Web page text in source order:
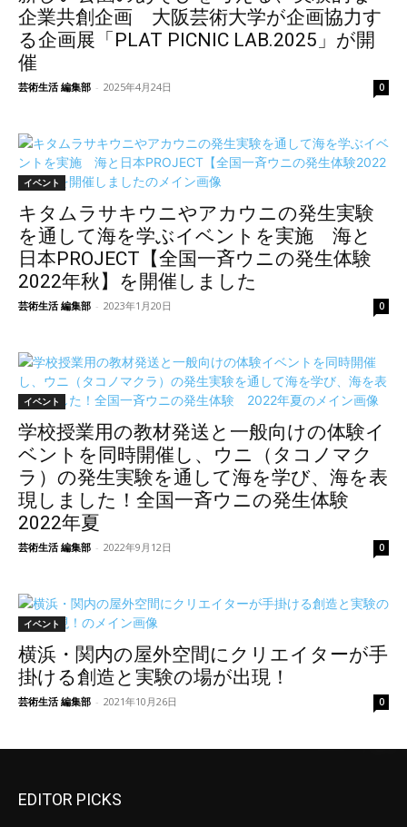
企業共創企画 大阪芸術大学が企画協力す
る企画展「PLAT PICNIC LAB.2025」が開
催
芸術生活 編集部 - 2025年4月24日 0
イベント
キタムラサキウニやアカウニの発生実験
を通して海を学ぶイベントを実施 海と
日本PROJECT【全国一斉ウニの発生体験
2022年秋】を開催しました
芸術生活 編集部 - 2023年1月20日 0
イベント
学校授業用の教材発送と一般向けの体験イ
ベントを同時開催し、ウニ（タコノマク
ラ）の発生実験を通して海を学び、海を表
現しました！全国一斉ウニの発生体験
2022年夏
芸術生活 編集部 - 2022年9月12日 0
イベント
横浜・関内の屋外空間にクリエイターが手
掛ける創造と実験の場が出現！
芸術生活 編集部 - 2021年10月26日 0
EDITOR PICKS